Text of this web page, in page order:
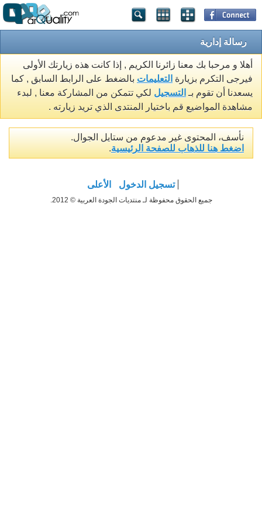
رسالة إدارية
أهلا و مرحبا بك معنا زائرنا الكريم , إذا كانت هذه زيارتك الأولى
فيرجى التكرم بزيارة التعليمات بالضغط على الرابط السابق , كما
يسعدنا أن تقوم بـ التسجيل لكي تتمكن من المشاركة معنا , لبدء
مشاهدة المواضيع قم باختيار المنتدى الذي تريد زيارته .
نأسف، المحتوى غير مدعوم من ستايل الجوال.
اضغط هنا للذهاب للصفحة الرئيسية.
تسجيل الدخول الأعلى
جميع الحقوق محفوظة لـ منتديات الجودة العربية © 2012.